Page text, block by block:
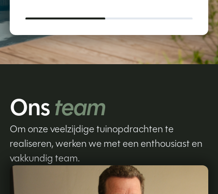
Onsteam
Om onze veelzijdige tuinopdrachten te
realiseren, werken we met een enthousiast en
vakkundig team.